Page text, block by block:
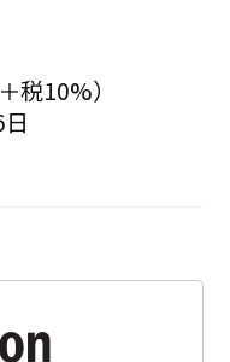
税10%）